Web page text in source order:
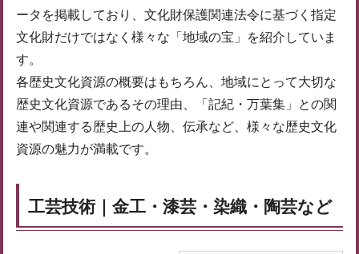
ータを掲載しており、文化財保護関連法令に基づく指定
文化財だけではなく様々な「地域の宝」を紹介していま
す。
各歴史文化資源の概要はもちろん、地域にとって大切な
歴史文化資源であるその理由、「記紀・万葉集」との関
連や関連する歴史上の人物、伝承など、様々な歴史文化
資源の魅力が満載です。
工芸技術｜金工・漆芸・染織・陶芸など